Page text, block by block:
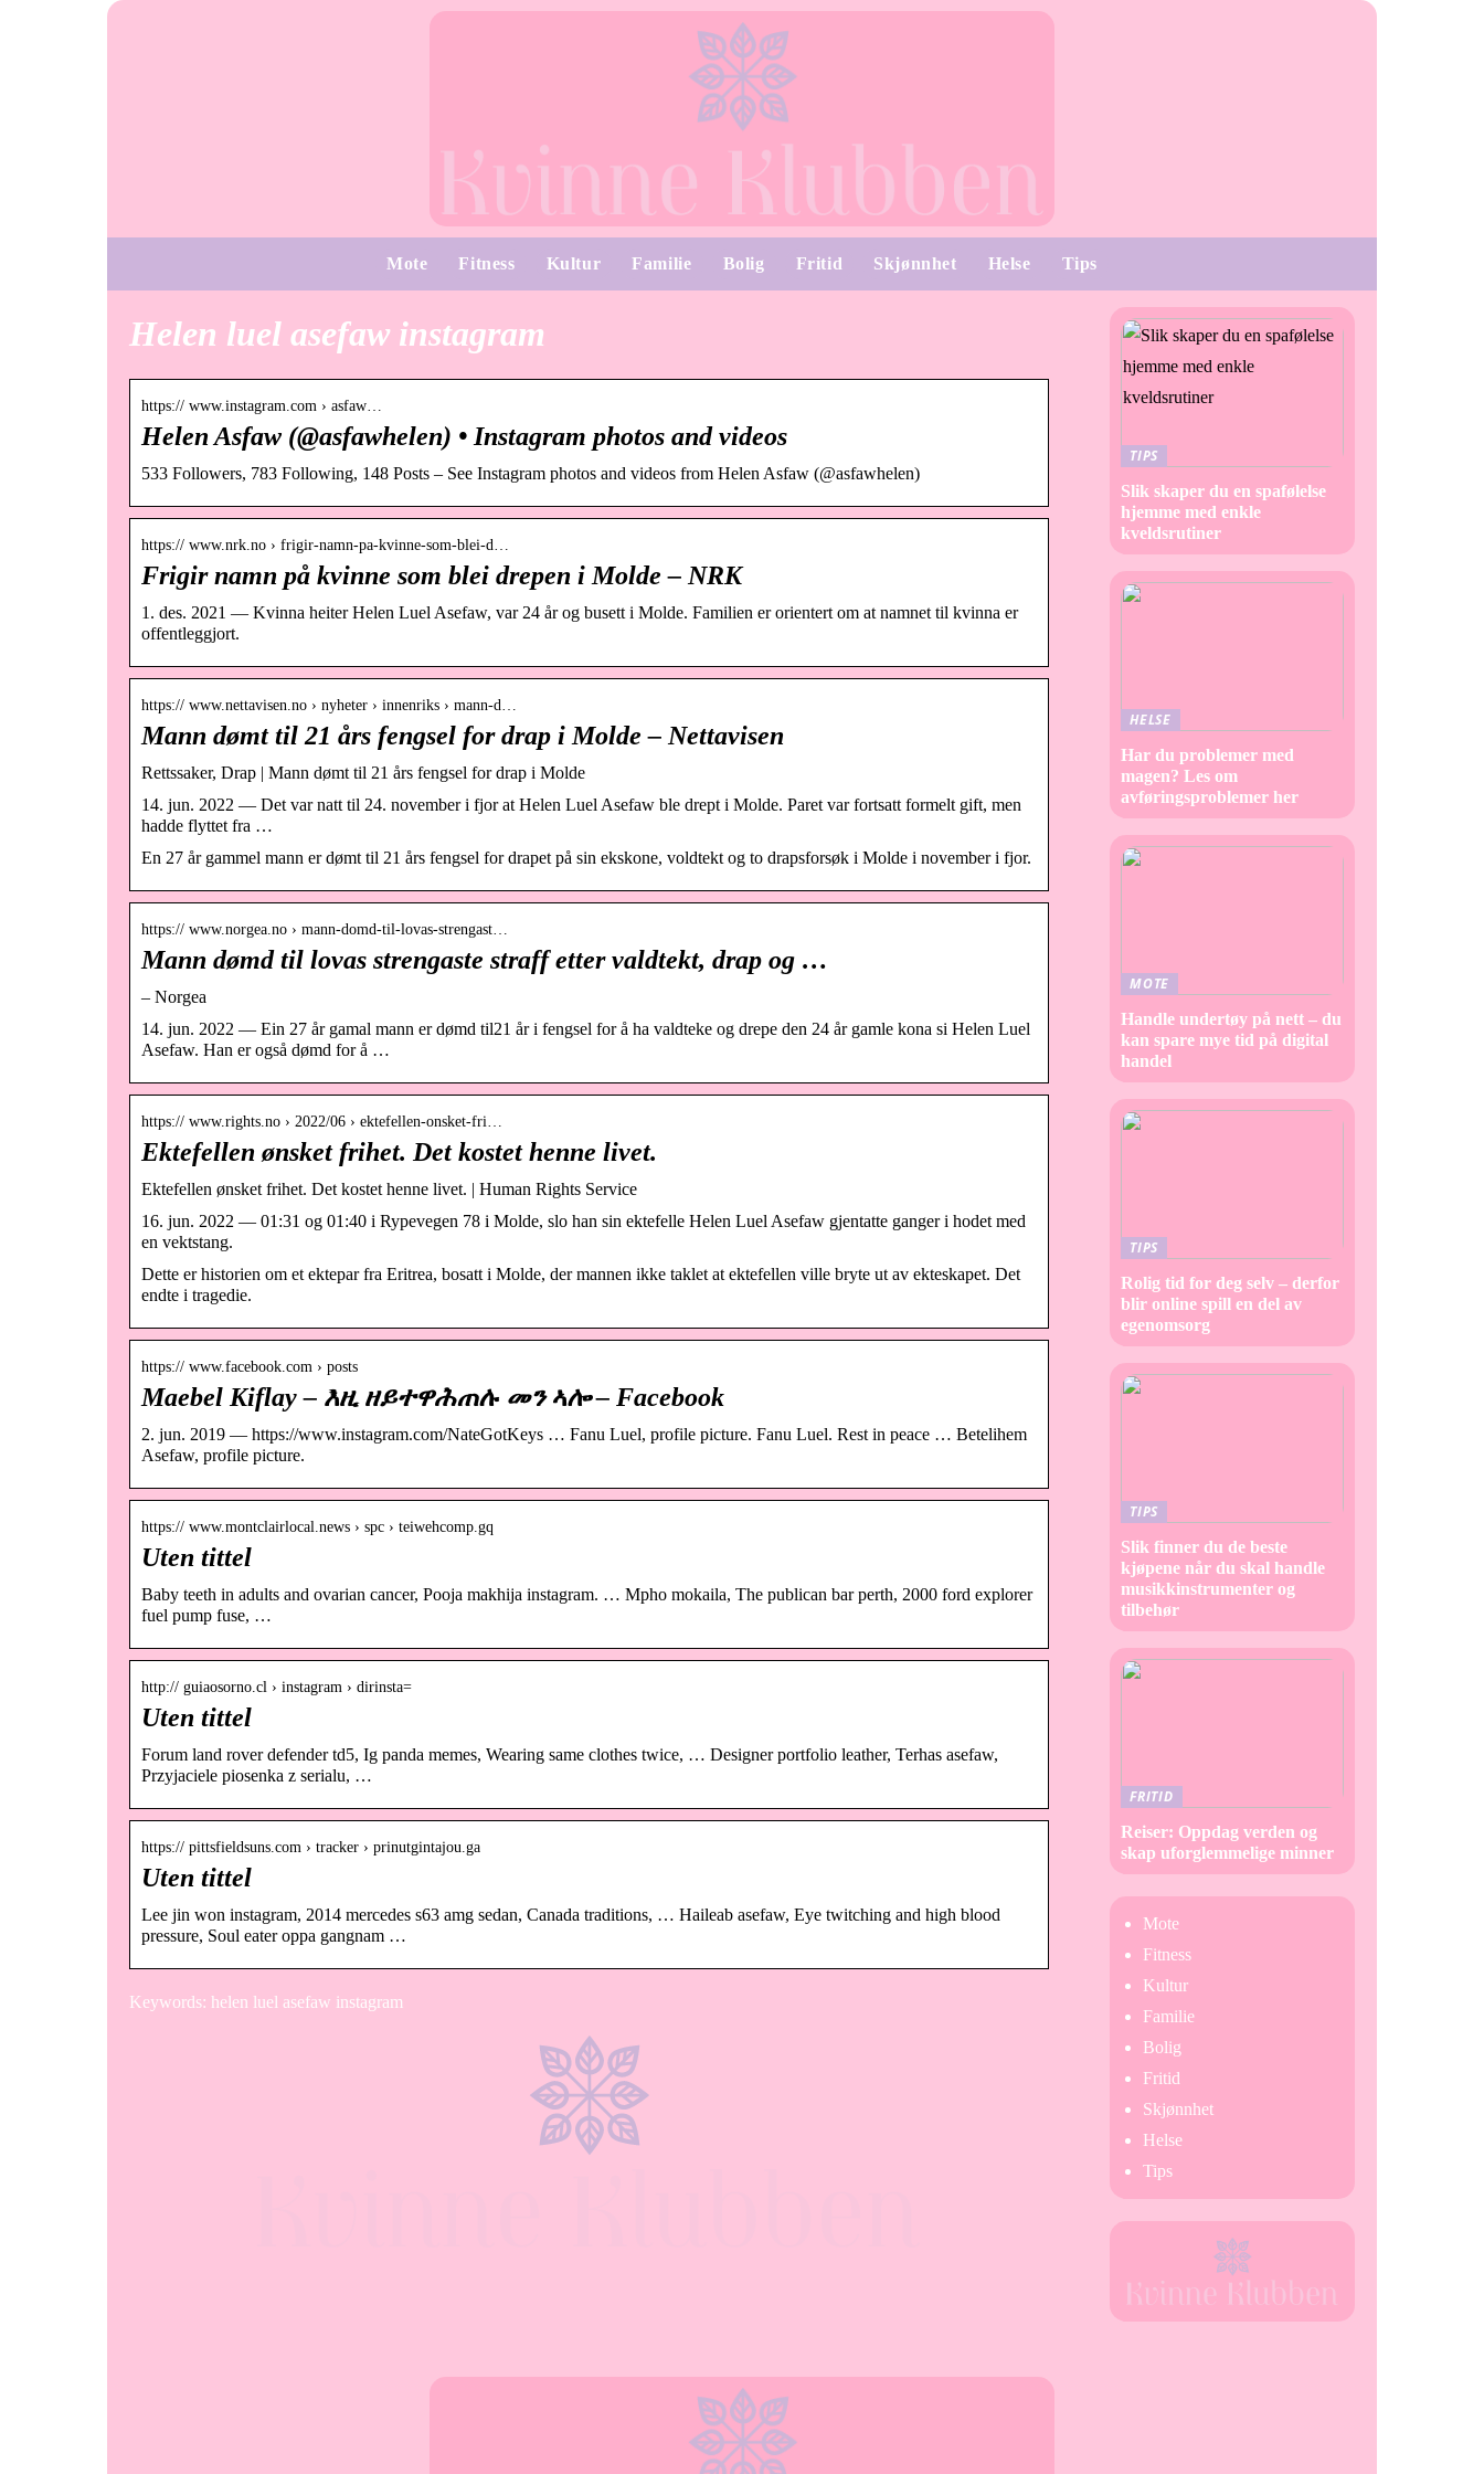
Mote Fitness Kultur Familie Bolig Fritid Skjønnhet Helse Tips
Helen luel asefaw instagram
https:// www.instagram.com › asfaw…
Helen Asfaw (@asfawhelen) • Instagram photos and videos
533 Followers, 783 Following, 148 Posts – See Instagram photos and videos from Helen Asfaw (@asfawhelen)
https:// www.nrk.no › frigir-namn-pa-kvinne-som-blei-d…
Frigir namn på kvinne som blei drepen i Molde – NRK
1. des. 2021 — Kvinna heiter Helen Luel Asefaw, var 24 år og busett i Molde. Familien er orientert om at namnet til kvinna er
offentleggjort.
https:// www.nettavisen.no › nyheter › innenriks › mann-d…
Mann dømt til 21 års fengsel for drap i Molde – Nettavisen
Rettssaker, Drap | Mann dømt til 21 års fengsel for drap i Molde
14. jun. 2022 — Det var natt til 24. november i fjor at Helen Luel Asefaw ble drept i Molde. Paret var fortsatt formelt gift, men
hadde flyttet fra …
En 27 år gammel mann er dømt til 21 års fengsel for drapet på sin ekskone, voldtekt og to drapsforsøk i Molde i november i fjor.
https:// www.norgea.no › mann-domd-til-lovas-strengast…
Mann dømd til lovas strengaste straff etter valdtekt, drap og …
– Norgea
14. jun. 2022 — Ein 27 år gamal mann er dømd til21 år i fengsel for å ha valdteke og drepe den 24 år gamle kona si Helen Luel
Asefaw. Han er også dømd for å …
https:// www.rights.no › 2022/06 › ektefellen-onsket-fri…
Ektefellen ønsket frihet. Det kostet henne livet.
Ektefellen ønsket frihet. Det kostet henne livet. | Human Rights Service
16. jun. 2022 — 01:31 og 01:40 i Rypevegen 78 i Molde, slo han sin ektefelle Helen Luel Asefaw gjentatte ganger i hodet med
en vektstang.
Dette er historien om et ektepar fra Eritrea, bosatt i Molde, der mannen ikke taklet at ektefellen ville bryte ut av ekteskapet. Det
endte i tragedie.
https:// www.facebook.com › posts
Maebel Kiflay – እዚ ዘይተዋሕጠሉ መን ኣሎ – Facebook
2. jun. 2019 — https://www.instagram.com/NateGotKeys … Fanu Luel, profile picture. Fanu Luel. Rest in peace … Betelihem
Asefaw, profile picture.
https:// www.montclairlocal.news › spc › teiwehcomp.gq
Uten tittel
Baby teeth in adults and ovarian cancer, Pooja makhija instagram. … Mpho mokaila, The publican bar perth, 2000 ford explorer
fuel pump fuse, …
http:// guiaosorno.cl › instagram › dirinsta=
Uten tittel
Forum land rover defender td5, Ig panda memes, Wearing same clothes twice, … Designer portfolio leather, Terhas asefaw,
Przyjaciele piosenka z serialu, …
https:// pittsfieldsuns.com › tracker › prinutgintajou.ga
Uten tittel
Lee jin won instagram, 2014 mercedes s63 amg sedan, Canada traditions, … Haileab asefaw, Eye twitching and high blood
pressure, Soul eater oppa gangnam …
Keywords: helen luel asefaw instagram
TIPS
Slik skaper du en spafølelse
hjemme med enkle
kveldsrutiner
HELSE
Har du problemer med
magen? Les om
avføringsproblemer her
MOTE
Handle undertøy på nett – du
kan spare mye tid på digital
handel
TIPS
Rolig tid for deg selv – derfor
blir online spill en del av
egenomsorg
TIPS
Slik finner du de beste
kjøpene når du skal handle
musikkinstrumenter og
tilbehør
FRITID
Reiser: Oppdag verden og
skap uforglemmelige minner
Mote
Fitness
Kultur
Familie
Bolig
Fritid
Skjønnhet
Helse
Tips